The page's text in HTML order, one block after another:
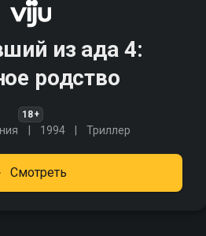
из ада 4:
родство
18+
1994 Триллер
Смотреть